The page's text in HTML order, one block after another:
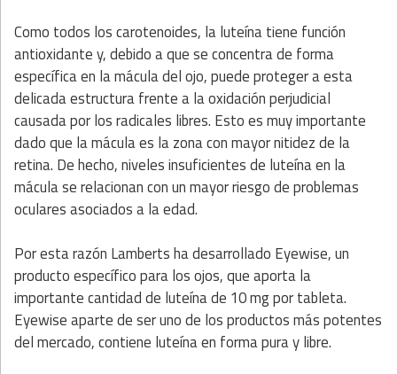
Como todos los carotenoides, la luteína tiene función
antioxidante y, debido a que se concentra de forma
específica en la mácula del ojo, puede proteger a esta
delicada estructura frente a la oxidación perjudicial
causada por los radicales libres. Esto es muy importante
dado que la mácula es la zona con mayor nitidez de la
retina. De hecho, niveles insuficientes de luteína en la
mácula se relacionan con un mayor riesgo de problemas
oculares asociados a la edad.
Por esta razón Lamberts ha desarrollado Eyewise, un
producto específico para los ojos, que aporta la
importante cantidad de luteína de 10 mg por tableta.
Eyewise aparte de ser uno de los productos más potentes
del mercado, contiene luteína en forma pura y libre.